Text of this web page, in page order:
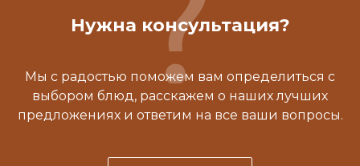
Нужна консультация?
Мы с радостью поможем вам определиться с
выбором блюд, расскажем о наших лучших
предложениях и ответим на все ваши вопросы.